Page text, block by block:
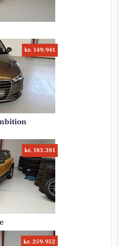
kr. 149.941
kr. 183.381
kr. 259.952